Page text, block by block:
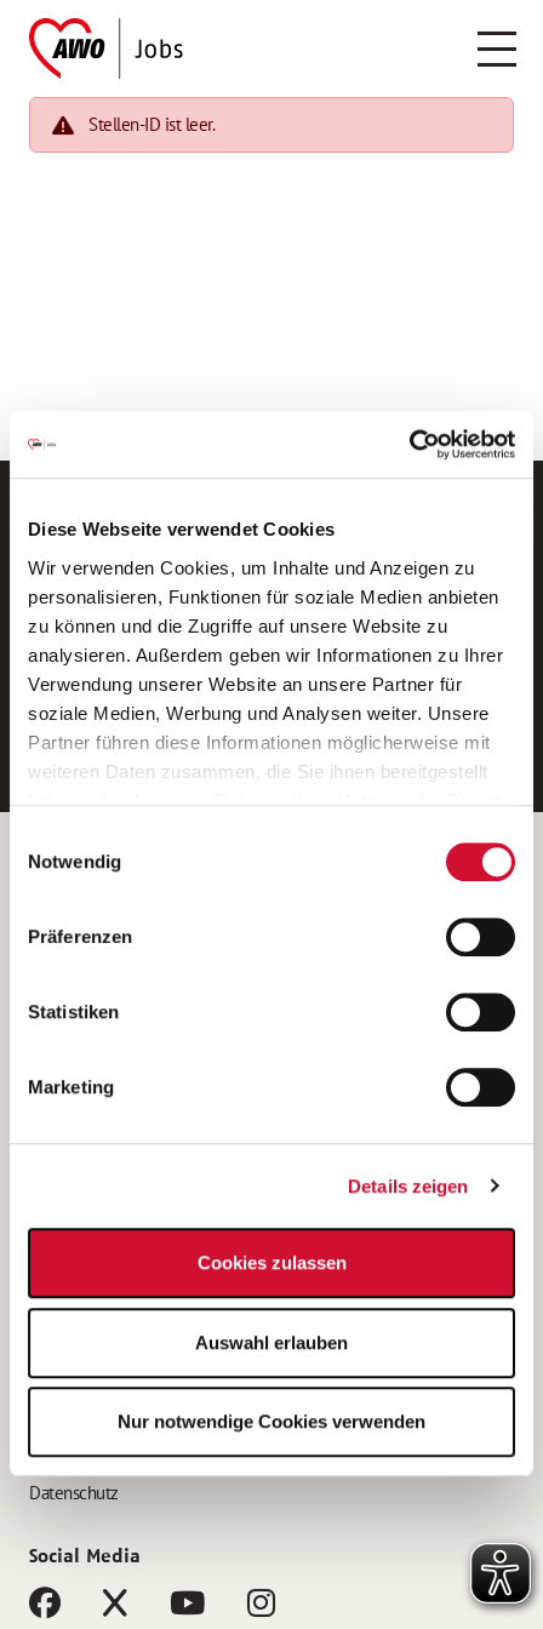
Diese Webseite verwendet Cookies
Wir verwenden Cookies, um Inhalte und Anzeigen zu
personalisieren, Funktionen für soziale Medien anbieten
zu können und die Zugriffe auf unsere Website zu
analysieren. Außerdem geben wir Informationen zu Ihrer
Verwendung unserer Website an unsere Partner für
soziale Medien, Werbung und Analysen weiter. Unsere
Partner führen diese Informationen möglicherweise mit
weiteren Daten zusammen, die Sie ihnen bereitgestellt
Wenn Sie auf „Cookies zulassen“ klicken, so stimmen
Sie der Speicherung sämtlicher Cookies zu. Sie können
Ihre Einwilligung selbstverständlich jederzeit widerrufen,
indem Sie die Cookie-Einstellungen aufrufen und diese
unsererDatenschutzerklärung
Notwendig
Präferenzen
Statistiken
Marketing
Details zeigen
Cookies zulassen
Auswahl erlauben
Nur notwendige Cookies verwenden
Stellen-ID ist leer.
Neue Stellen per E-Mail.
Ein kostenloser Service von AWO
Jobs.
E-Mail-Adresse eintragen
Betreiber der Webseite
Kantstraße 45a
(Ein Tochterunternehmen des AWO Bezirksverbandes Unterfranken
e.V.)
Bewerbung als Altenpflegehelfer*in
Bewerbung als Erzieher*in
AWO Gliederungen nach Bundesland
Impressum
Datenschutz
Social Media